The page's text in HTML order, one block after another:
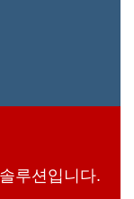
루션입니다.